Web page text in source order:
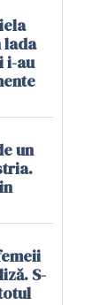
lada
i-au
un
S-